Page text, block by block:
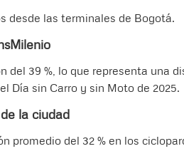
desde las terminales de Bogotá.
del 39 %, lo que representa una
Día sin Carro y sin Moto de 2025.
la ciudad
promedio del 32 % en los